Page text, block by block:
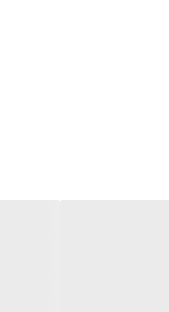
رنگ موی کاترومر بر روی گیسوان
مو ایجاد می نماید.رنگ موی کاترومر